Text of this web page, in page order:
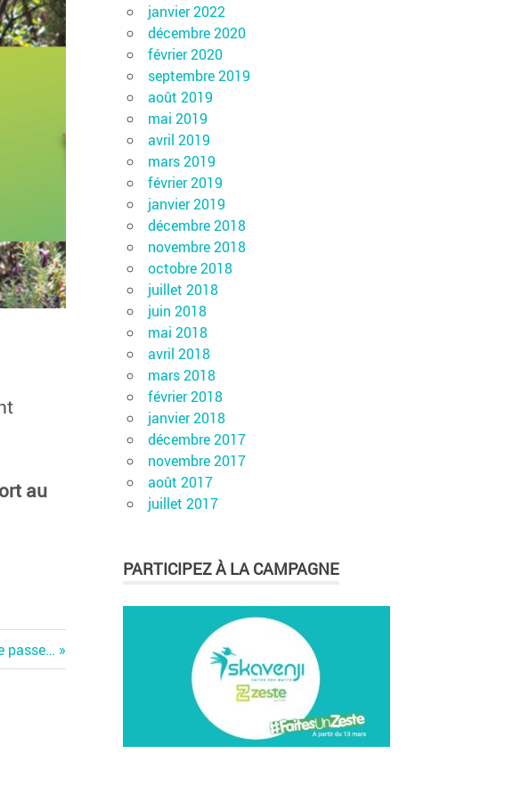
au
passe…
janvier 2022
décembre 2020
février 2020
septembre 2019
août 2019
mai 2019
avril 2019
mars 2019
février 2019
janvier 2019
décembre 2018
novembre 2018
octobre 2018
juillet 2018
juin 2018
mai 2018
avril 2018
mars 2018
février 2018
janvier 2018
décembre 2017
novembre 2017
août 2017
juillet 2017
PARTICIPEZ À LA CAMPAGNE